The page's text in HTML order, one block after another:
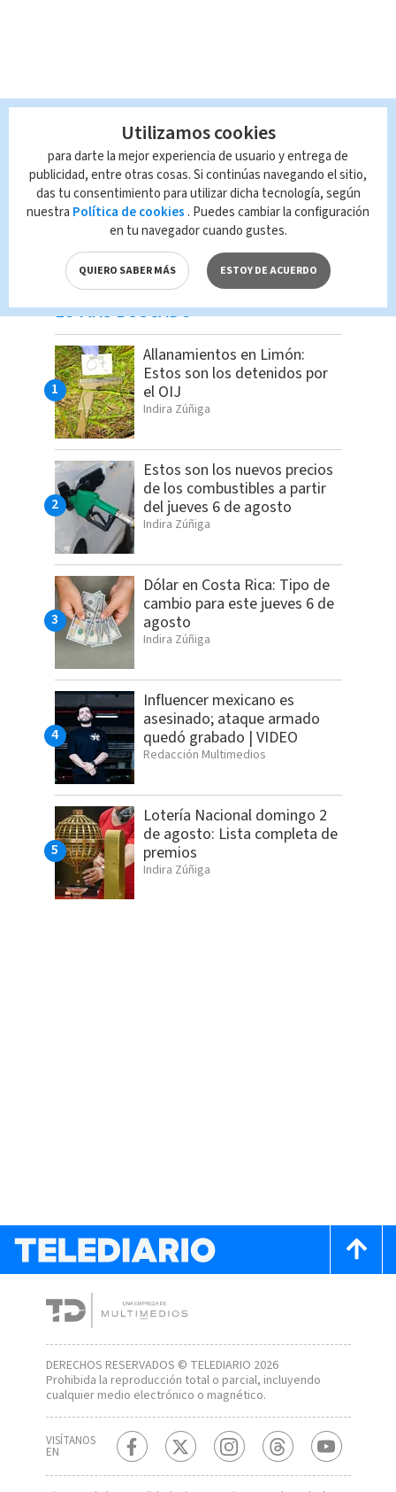
LO MÁS BUSCADO
Allanamientos en Limón:
Estos son los detenidos por
el OIJ
Indira Zúñiga
Estos son los nuevos precios
de los combustibles a partir
del jueves 6 de agosto
Indira Zúñiga
Dólar en Costa Rica: Tipo de
cambio para este jueves 6 de
agosto
Indira Zúñiga
Influencer mexicano es
asesinado; ataque armado
quedó grabado | VIDEO
Redacción Multimedios
Lotería Nacional domingo 2
de agosto: Lista completa de
premios
Indira Zúñiga
DERECHOS RESERVADOS © TELEDIARIO 2026
Prohibida la reproducción total o parcial, incluyendo
cualquier medio electrónico o magnético.
VISÍTANOS
EN
Utilizamos cookies
para darte la mejor experiencia de usuario y entrega de
publicidad, entre otras cosas. Si continúas navegando el sitio,
das tu consentimiento para utilizar dicha tecnología, según
nuestra Política de cookies . Puedes cambiar la configuración
en tu navegador cuando gustes.
QUIERO SABER MÁS ESTOY DE ACUERDO